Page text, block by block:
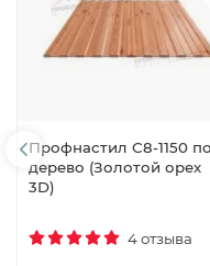
Профнастил С8-1150
дерево (Золотой орех
3D)
4 отзыва